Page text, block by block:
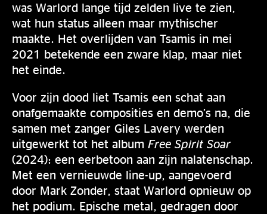
was Warlord lange tijd zelden live te zien,
wat hun status alleen maar mythischer
maakte. Het overlijden van Tsamis in mei
2021 betekende een zware klap, maar niet
het einde.
Voor zijn dood liet Tsamis een schat aan
onafgemaakte composities en demo’s na, die
samen met zanger Giles Lavery werden
uitgewerkt tot het album Free Spirit Soar
(2024): een eerbetoon aan zijn nalatenschap.
Met een vernieuwde line-up, aangevoerd
door Mark Zonder, staat Warlord opnieuw op
het podium. Epische metal, gedragen door